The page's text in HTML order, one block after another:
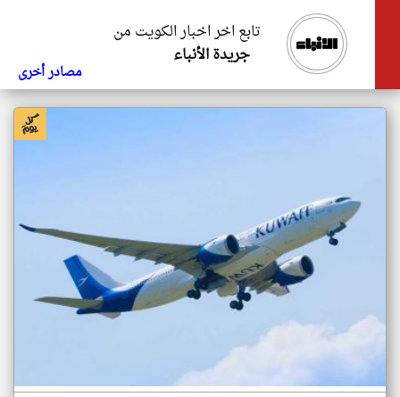
تابع اخر اخبار الكويت من
جريدة الأنباء
مصادر أخرى